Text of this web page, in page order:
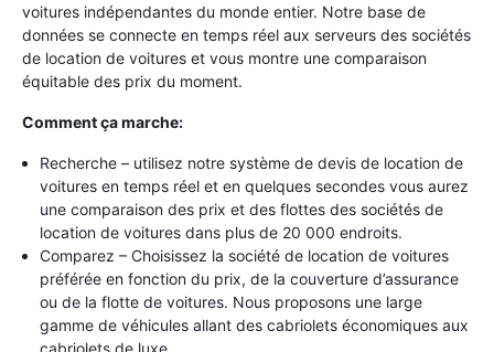
voitures indépendantes du monde entier. Notre base de
données se connecte en temps réel aux serveurs des sociétés
de location de voitures et vous montre une comparaison
équitable des prix du moment.
Comment ça marche:
Recherche – utilisez notre système de devis de location de
voitures en temps réel et en quelques secondes vous aurez
une comparaison des prix et des flottes des sociétés de
location de voitures dans plus de 20 000 endroits.
Comparez – Choisissez la société de location de voitures
préférée en fonction du prix, de la couverture d’assurance
ou de la flotte de voitures. Nous proposons une large
gamme de véhicules allant des cabriolets économiques aux
cabriolets de luxe.